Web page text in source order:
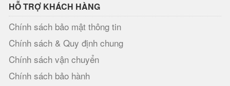
HỖ TRỢ KHÁCH HÀNG
Chính sách bảo mật thông tin
Chính sách & Quy định chung
Chính sách vận chuyển
Chính sách bảo hành